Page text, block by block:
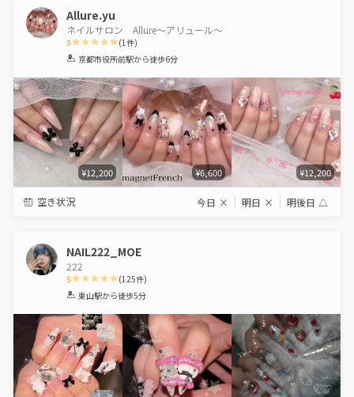
Allure.yu
ネイルサロン Allure〜アリュール〜
5
1 2 3 4 5
(1件)
京都市役所前駅から徒歩6分
¥12,200 ¥6,600 ¥12,200
空き状況 今日 × 明日 × 明後日 △
NAIL222_MOE
222
5
1 2 3 4 5
(125件)
東山駅から徒歩5分